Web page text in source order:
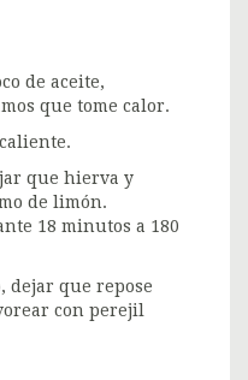
de aceite,
que tome calor.
que hierva y
de limón.
18 minutos a 180
dejar que repose
con perejil